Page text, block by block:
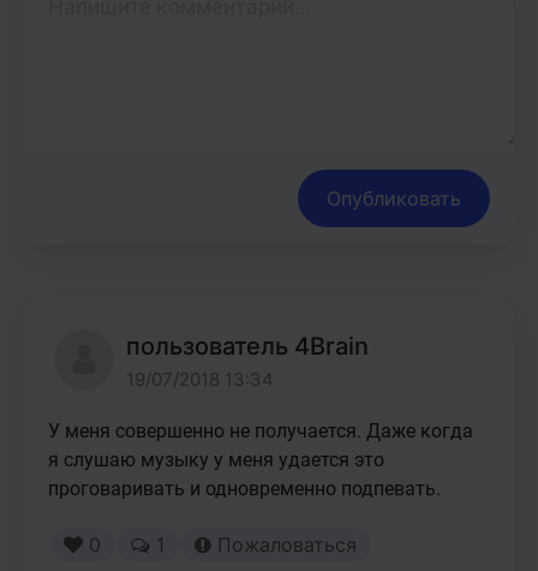
Опубликовать
пользователь 4Brain
19/07/2018 13:34
У меня совершенно не получается. Даже когда
я слушаю музыку у меня удается это
проговаривать и одновременно подпевать.
0 1 Пожаловаться